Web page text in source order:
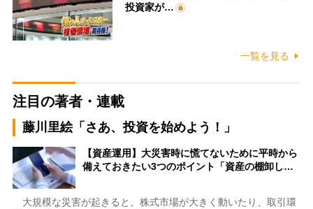
投資家が…
一覧を見る
注目の著者・連載
藤川里絵「さあ、投資を始めよう！」
【資産運用】大災害時に慌てないために平時から
備えておきたい3つのポイント「資産の棚卸し…
大規模な災害が起きると、株式市場が大きく動いたり、取引環